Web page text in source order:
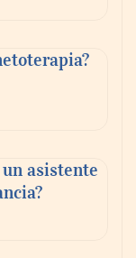
en la
del sol
un asistente